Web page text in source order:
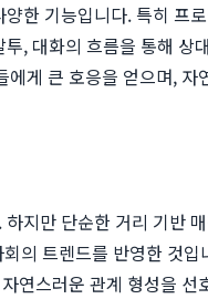
한 기능입니다. 특히
, 대화의 흐름을 통해 상
게 큰 호응을 얻으며, 자
지만 단순한 거리 기반
트렌드를 반영한 것
연스러운 관계 형성을